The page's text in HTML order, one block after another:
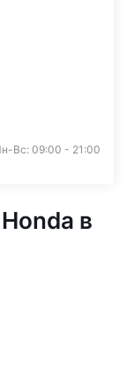
Вс: 09:00 - 21:00
в